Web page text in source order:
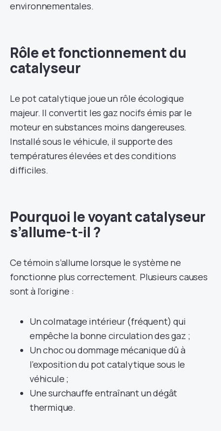
environnementales.
Rôle et fonctionnement du
catalyseur
Le pot catalytique joue un rôle écologique
majeur. Il convertit les gaz nocifs émis par le
moteur en substances moins dangereuses.
Installé sous le véhicule, il supporte des
températures élevées et des conditions
difficiles.
Pourquoi le voyant catalyseur
s’allume-t-il ?
Ce témoin s’allume lorsque le système ne
fonctionne plus correctement. Plusieurs causes
sont à l’origine :
Un colmatage intérieur (fréquent) qui
empêche la bonne circulation des gaz ;
Un choc ou dommage mécanique dû à
l’exposition du pot catalytique sous le
véhicule ;
Une surchauffe entraînant un dégât
thermique.